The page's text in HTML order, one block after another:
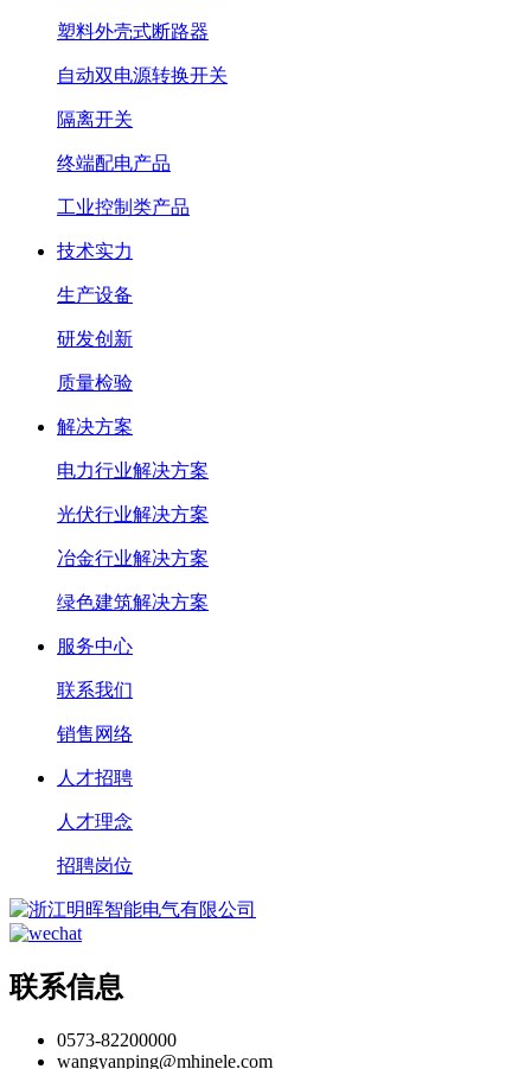
塑料外壳式断路器
自动双电源转换开关
隔离开关
终端配电产品
工业控制类产品
技术实力
生产设备
研发创新
质量检验
解决方案
电力行业解决方案
光伏行业解决方案
冶金行业解决方案
绿色建筑解决方案
服务中心
联系我们
销售网络
人才招聘
人才理念
招聘岗位
联系信息
0573-82200000
wangyanping@mhinele.com